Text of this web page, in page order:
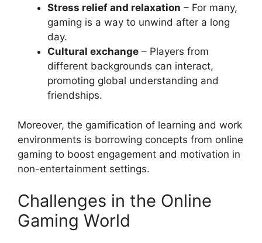
Stress relief and relaxation – For many,
gaming is a way to unwind after a long
day.
Cultural exchange – Players from
different backgrounds can interact,
promoting global understanding and
friendships.
Moreover, the gamification of learning and work
environments is borrowing concepts from online
gaming to boost engagement and motivation in
non-entertainment settings.
Challenges in the Online
Gaming World